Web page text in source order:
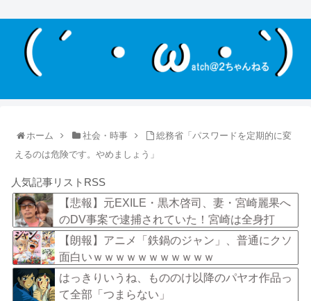
ホーム 社会・時事
総務省「パスワードを定期的に変
えるのは危険です。やめましょう」
人気記事リストRSS
【悲報】元EXILE・黒木啓司、妻・宮崎麗果へ
のDV事案で逮捕されていた！宮崎は全身打
撲、頭部裂傷及び打撲、頸部損傷・・・
【朗報】アニメ「鉄鍋のジャン」、普通にクソ
面白いｗｗｗｗｗｗｗｗｗｗｗ
はっきりいうね、もののけ以降のパヤオ作品っ
て全部「つまらない」